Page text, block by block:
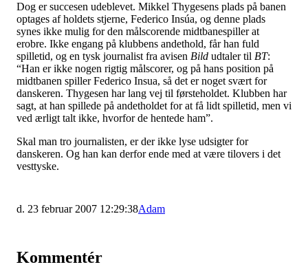
Dog er succesen udeblevet. Mikkel Thygesens plads på banen
optages af holdets stjerne, Federico Insúa, og denne plads
synes ikke mulig for den målscorende midtbanespiller at
erobre. Ikke engang på klubbens andethold, får han fuld
spilletid, og en tysk journalist fra avisen Bild udtaler til BT:
“Han er ikke nogen rigtig målscorer, og på hans position på
midtbanen spiller Federico Insua, så det er noget svært for
danskeren. Thygesen har lang vej til førsteholdet. Klubben har
sagt, at han spillede på andetholdet for at få lidt spilletid, men vi
ved ærligt talt ikke, hvorfor de hentede ham”.
Skal man tro journalisten, er der ikke lyse udsigter for
danskeren. Og han kan derfor ende med at være tilovers i det
vesttyske.
d. 23 februar 2007 12:29:38Adam
Kommentér